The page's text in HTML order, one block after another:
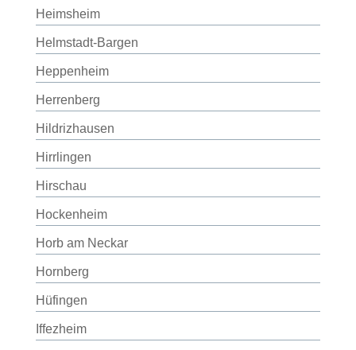
Heimsheim
Helmstadt-Bargen
Heppenheim
Herrenberg
Hildrizhausen
Hirrlingen
Hirschau
Hockenheim
Horb am Neckar
Hornberg
Hüfingen
Iffezheim